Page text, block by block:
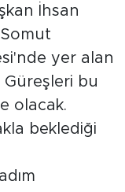
İhsan
Somut
yer alan
Güreşleri bu
olacak.
beklediği